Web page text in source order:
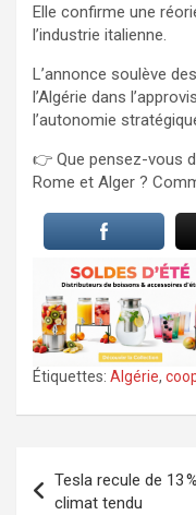
Elle confirme une
l’industrie italienne.
L’annonce soulève
l’Algérie dans
l’autonomie
👉 Que pensez-vous
Rome et Alger ?
Étiquettes: Algérie,
de
Tesla recule de 13
climat tendu